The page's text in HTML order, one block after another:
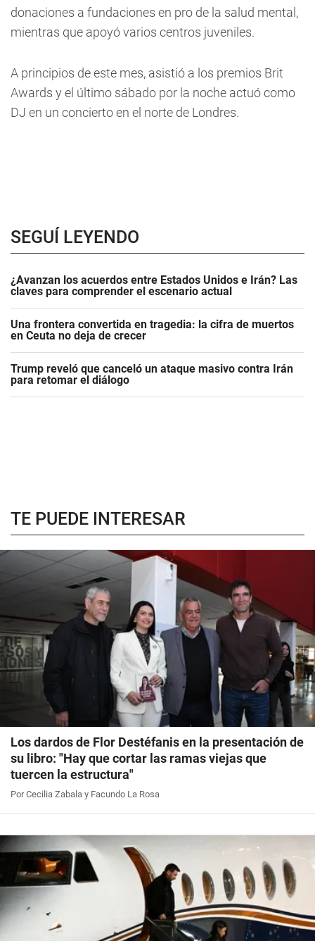
donaciones a fundaciones en pro de la salud mental,
mientras que apoyó varios centros juveniles.
A principios de este mes, asistió a los premios Brit
Awards y el último sábado por la noche actuó como
DJ en un concierto en el norte de Londres.
SEGUÍ LEYENDO
¿Avanzan los acuerdos entre Estados Unidos e Irán? Las
claves para comprender el escenario actual
Una frontera convertida en tragedia: la cifra de muertos
en Ceuta no deja de crecer
Trump reveló que canceló un ataque masivo contra Irán
para retomar el diálogo
TE PUEDE INTERESAR
Los dardos de Flor Destéfanis en la presentación de
su libro: "Hay que cortar las ramas viejas que
tuercen la estructura"
Por Cecilia Zabala y Facundo La Rosa